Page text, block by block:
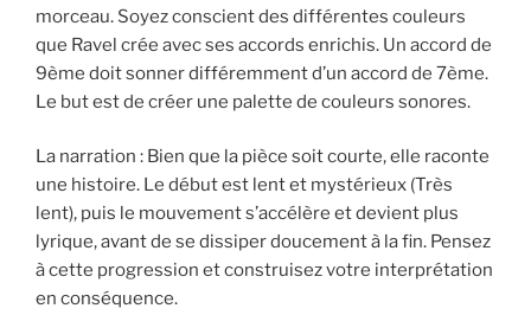
morceau. Soyez conscient des différentes couleurs
que Ravel crée avec ses accords enrichis. Un accord de
9ème doit sonner différemment d’un accord de 7ème.
Le but est de créer une palette de couleurs sonores.
La narration : Bien que la pièce soit courte, elle raconte
une histoire. Le début est lent et mystérieux (Très
lent), puis le mouvement s’accélère et devient plus
lyrique, avant de se dissiper doucement à la fin. Pensez
à cette progression et construisez votre interprétation
en conséquence.